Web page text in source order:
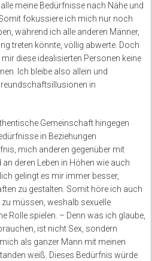
meine Bedürfnisse nach Nähe und
fokussiere ich mich nur noch
während ich alle anderen Männer,
treten könnte, völlig abwerte. Doch
diese idealisierten Personen keine
Ich bleibe also allein und
in
Gemeinschaft hingegen
in Beziehungen
mich anderen gegenüber mit
deren Leben in Höhen wie auch
gelingt es mir immer besser,
zu gestalten. Somit höre ich auch
müssen, weshalb sexuelle
Rolle spielen. – Denn was ich glaube,
ist nicht Sex, sondern
als ganzer Mann mit meinen
weiß. Dieses Bedürfnis würde